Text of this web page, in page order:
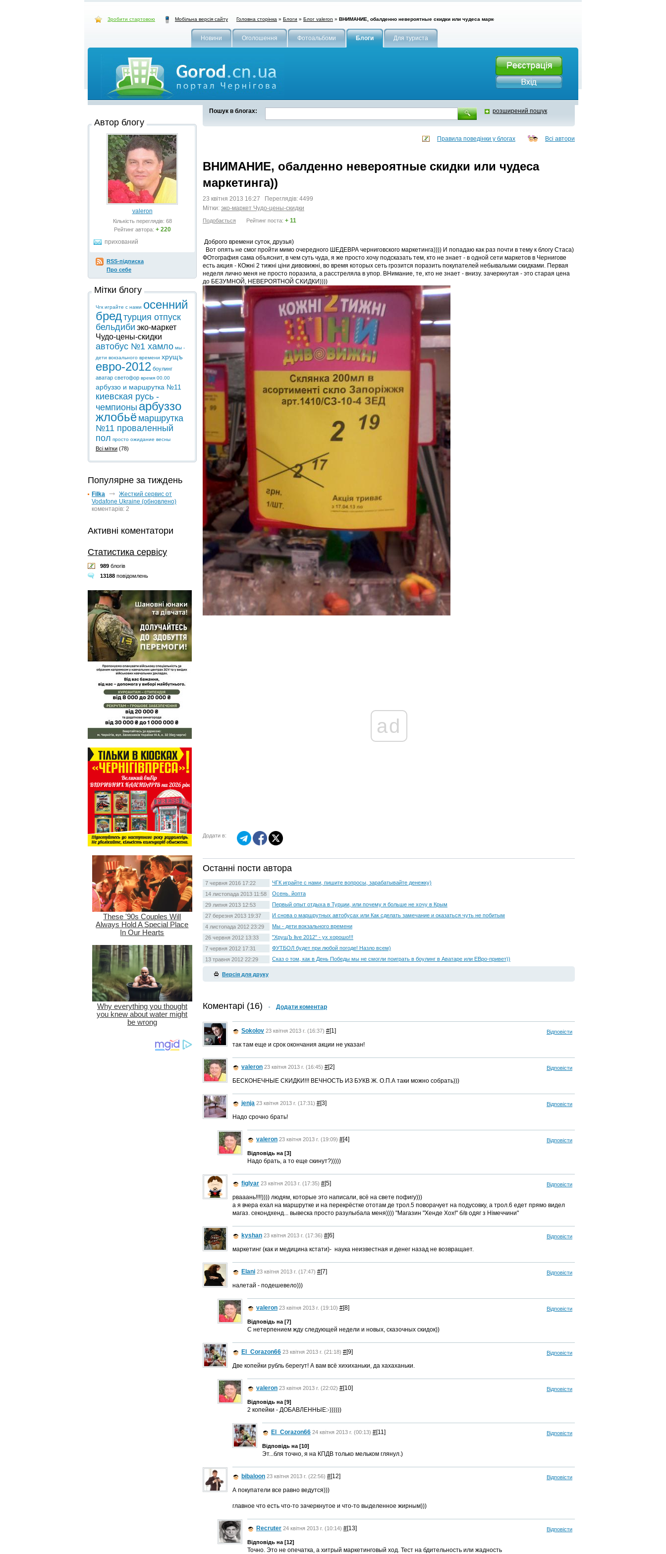
Зробити стартовою Мобільна версія сайту Головна сторінка » Блоги » Блог valeron » ВНИМАНИЕ, обалденно невероятные скидки или чудеса маркетинга))
Новини Оголошення Фотоальбоми Блоги Для туриста
Пошук в блогах: розширений пошук
Правила поведінки у блогах Всі автори
ВНИМАНИЕ, обалденно невероятные скидки или чудеса
маркетинга))
23 квітня 2013 16:27 Переглядів: 4499
Мітки: эко-маркет Чудо-цены-скидки
Подобається Рейтинг поста: + 11
Доброго времени суток, друзья)
Вот опять не смог пройти мимо очередного ШЕДЕВРА черниговского маркетинга)))) И попадаю как раз почти в тему к блогу Стаса)
ФОтография сама объяснит, в чем суть чуда, я же просто хочу подсказать тем, кто не знает - в одной сети маркетов в Чернигове
есть акция - КОжні 2 тижні ціни дивовижні, во время которых сеть грозится поразить покупателей небывалыми скидками. Первая
неделя лично меня не просто поразила, а расстреляла в упор. ВНимание, те, кто не знает - внизу. зачеркнутая - это старая цена
до БЕЗУМНОЙ, НЕВЕРОЯТНОЙ СКИДКИ))))
ad
Додати в:
Останні пости автора
7 червня 2016 17:22
ЧГК играйте с нами, пишите вопросы, зарабатывайте денежку)
14 листопада 2013 11:58
Осень. йопта
29 липня 2013 12:53
Первый опыт отдыха в Турции, или почему я больше не хочу в Крым
27 березня 2013 19:37
И снова о маршрутных автобусах или Как сделать замечание и оказаться чуть не побитым
4 листопада 2012 23:29
Мы - дети вокзального времени
26 червня 2012 13:33
"ХрущЪ live 2012" - ух хорошо!!!
7 червня 2012 17:31
ФУТБОЛ будет при любой погоде! Назло всем)
13 травня 2012 22:29
Сказ о том, как в День Победы мы не смогли поиграть в боулинг в Аватаре или ЕВро-привет))
Версія для друку
Коментарі (16) Додати коментар
Відповісти
Sokolov 23 квітня 2013 г. (16:37) #[1]
так там еще и срок окончания акции не указан!
Відповісти
valeron 23 квітня 2013 г. (16:45) #[2]
БЕСКОНЕЧНЫЕ СКИДКИ!!! ВЕЧНОСТЬ ИЗ БУКВ Ж. О.П.А таки можно собрать)))
Відповісти
jenja 23 квітня 2013 г. (17:31) #[3]
Надо срочно брать!
Відповісти
valeron 23 квітня 2013 г. (19:09) #[4]
Відповідь на [3]
Надо брать, а то еще скинут?)))))
Відповісти
figlyar 23 квітня 2013 г. (17:35) #[5]
рвааань!!!!)))) людям, которые это написали, всё на свете пофигу)))
а я вчера ехал на маршрутке и на перекрёстке ототам де трол.5 поворачует на подусовку, а трол.6 едет прямо видел
магаз. секондхенд... вывеска просто разулыбала меня)))) "Магазин "Хенде Хох!" б/в одяг з Німеччини"
Відповісти
kyshan 23 квітня 2013 г. (17:36) #[6]
маркетинг (как и медицина кстати)- наука неизвестная и денег назад не возвращает.
Відповісти
Elani 23 квітня 2013 г. (17:47) #[7]
налетай - подешевело)))
Відповісти
valeron 23 квітня 2013 г. (19:10) #[8]
Відповідь на [7]
С нетерпением жду следующей недели и новых, сказочных скидок))
Відповісти
El_Corazon66 23 квітня 2013 г. (21:18) #[9]
Две копейки рубль берегут! А вам всё хихиханьки, да хахаханьки.
Відповісти
valeron 23 квітня 2013 г. (22:02) #[10]
Відповідь на [9]
2 копейки - ДОБАВЛЕННЫЕ:-))))))
Відповісти
El_Corazon66 24 квітня 2013 г. (00:13) #[11]
Відповідь на [10]
Эт...бля точно, я на КПДВ только мельком глянул.)
Відповісти
bibaloon 23 квітня 2013 г. (22:56) #[12]
А покупатели все равно ведутся)))
главное что есть что-то зачеркнутое и что-то выделенное жирным)))
Відповісти
Recruter 24 квітня 2013 г. (10:14) #[13]
Відповідь на [12]
Точно. Это не опечатка, а хитрый маркетинговый ход. Тест на бдительность или жадность
Автор блогу
valeron
Кількість переглядів: 68
Рейтинг автора: + 220
прихований
RSS-підписка
Про себе
Мітки блогу
Чгк играйте с нами осенний
бредтурция отпуск
бельдиби эко-маркет
Чудо-цены-скидки
автобус №1 хамло мы -
дети вокзального времени хрущъ
евро-2012 боулинг
аватар светофор время 00.00
арбуззо и маршрутка №11
киевская русь -
чемпионы арбуззо
жлобьё маршрутка
№11 проваленный
пол просто ожидание весны
Всі мітки (78)
Популярне за тиждень
Filka
Жесткий сервис от
Vodafone Ukraine (обновлено)
коментарів: 2
Активні коментатори
Статистика сервісу
989 блогів
13188 повідомлень